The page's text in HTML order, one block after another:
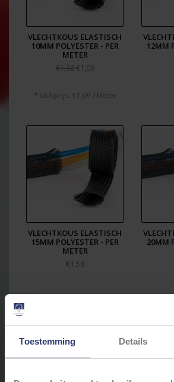
Toestemming Details
VLECHTKOUS ELASTISCH
10MM POLYESTER - PER
METER
€1,32 €1,09
* Stukprijs: €1,09 / Meter
12MM
VLECHTKOUS ELASTISCH
15MM POLYESTER - PER
METER
€1,58
20MM